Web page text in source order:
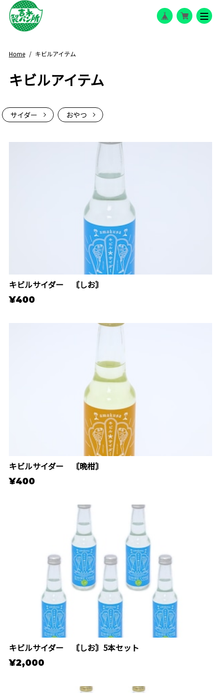
Home キビルアイテム
キビルアイテム
サイダー おやつ
キビルサイダー 〘しお〙
¥400
キビルサイダー 〘晩柑〙
¥400
キビルサイダー 〘しお〙5本セット
¥2,000